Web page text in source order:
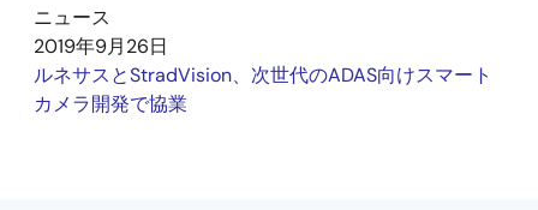
ニュース
2019年9月26日
ルネサスとStradVision、次世代のADAS向けスマート
カメラ開発で協業